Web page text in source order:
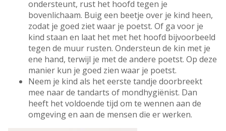
ondersteunt, rust het hoofd tegen je
bovenlichaam. Buig een beetje over je kind heen,
zodat je goed ziet waar je poetst. Of ga voor je
kind staan en laat het met het hoofd bijvoorbeeld
tegen de muur rusten. Ondersteun de kin met je
ene hand, terwijl je met de andere poetst. Op deze
manier kun je goed zien waar je poetst.
Neem je kind als het eerste tandje doorbreekt
mee naar de tandarts of mondhygiënist. Dan
heeft het voldoende tijd om te wennen aan de
omgeving en aan de mensen die er werken.